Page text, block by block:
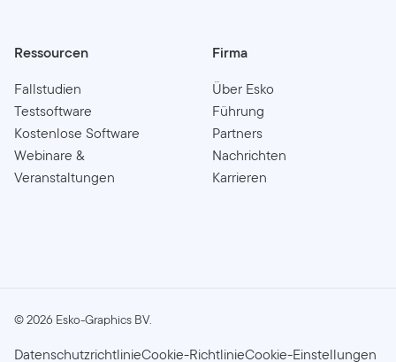
Ressourcen
Fallstudien
Testsoftware
Kostenlose Software
Webinare &
Veranstaltungen
Firma
Über Esko
Führung
Partners
Nachrichten
Karrieren
©2026 Esko-Graphics BV.
DatenschutzrichtlinieCookie-RichtlinieCookie-Einstellungen